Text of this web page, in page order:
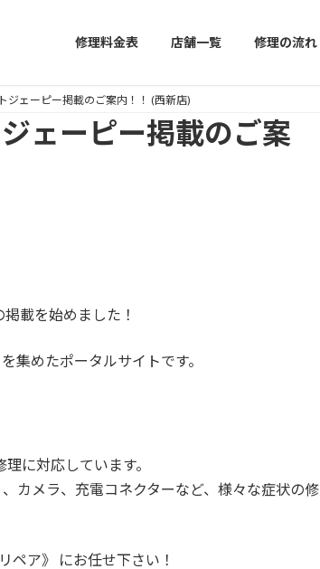
修理料金表 店舗一覧 修理の流れ
ジェーピー掲載のご案内！！ (西新店)
ェーピー掲載のご案
載を始めました！
集めたポータルサイトです。
に対応しています。
カメラ、充電コネクターなど、様々な症状の修
ペア》 にお任せ下さい！